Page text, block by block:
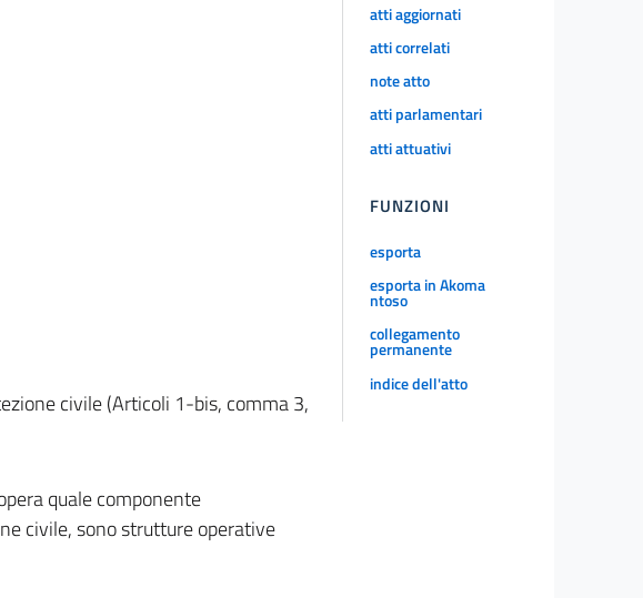
civile (Articoli 1-bis, comma 3,
quale componente
civile, sono strutture operative
atti aggiornati
atti correlati
note atto
atti parlamentari
atti attuativi
FUNZIONI
esporta
esporta in Akoma
ntoso
collegamento
permanente
indice dell'atto